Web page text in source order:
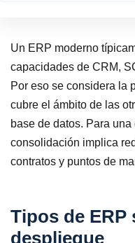
Un ERP moderno
capacidades de CRM,
Por eso se considera la
cubre el ámbito de las
base de datos. Para
consolidación implica
contratos y puntos de
Tipos de ERP
despliegue